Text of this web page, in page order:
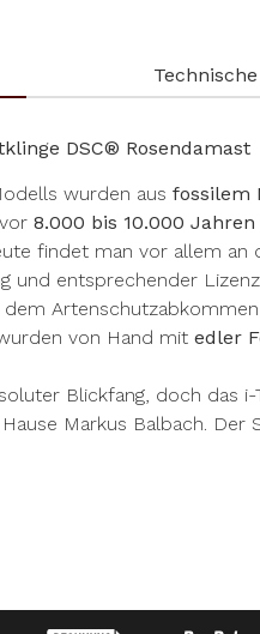
DSC® Rosendamast
wurden aus fossilem
8.000 bis 10.000 Jahren
findet man vor allem
und entsprechender
von Hand mit edler
Blickfang, doch das
Markus Balbach.